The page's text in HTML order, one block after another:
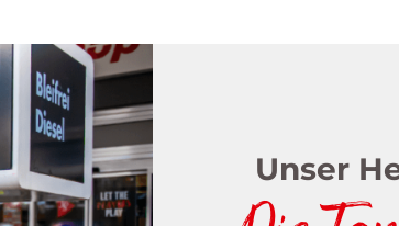
Unser